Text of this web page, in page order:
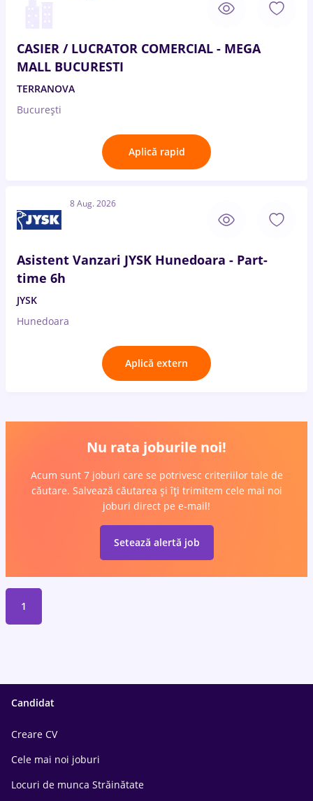
CASIER / LUCRATOR COMERCIAL - MEGA
MALL BUCURESTI
TERRANOVA
București
Aplică rapid
8 Aug. 2026
Asistent Vanzari JYSK Hunedoara - Part-
time 6h
JYSK
Hunedoara
Aplică extern
Nu rata joburile noi!
Acum sunt 7 joburi care se potrivesc criteriilor tale de
căutare. Salvează căutarea și îți trimitem cele mai noi
joburi direct pe e-mail!
Setează alertă job
1
Candidat
Creare CV
Cele mai noi joburi
Locuri de munca Străinătate